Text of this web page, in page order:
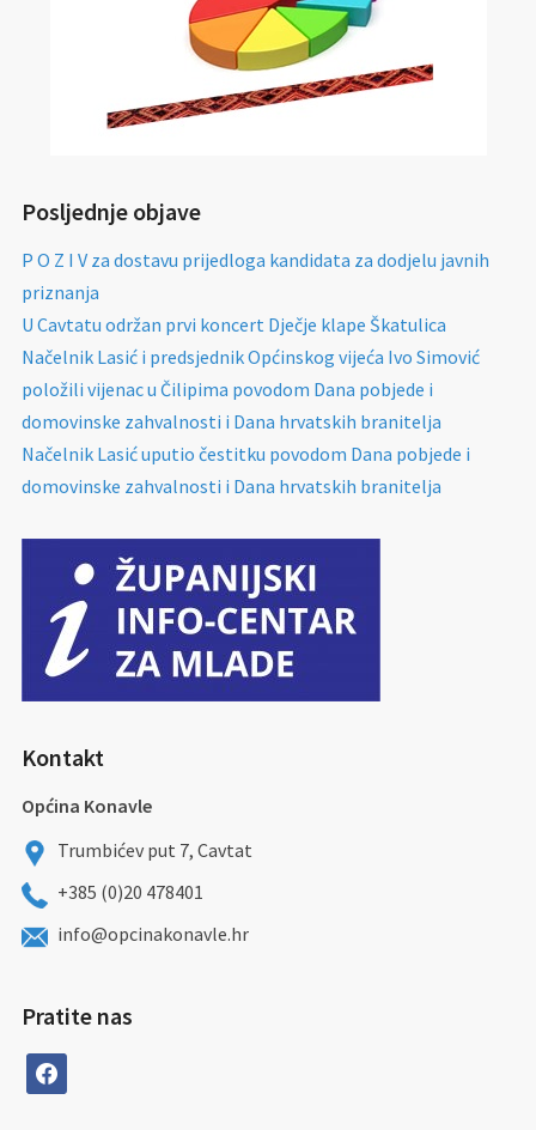
Posljednje objave
P O Z I V za dostavu prijedloga kandidata za dodjelu javnih
priznanja
U Cavtatu održan prvi koncert Dječje klape Škatulica
Načelnik Lasić i predsjednik Općinskog vijeća Ivo Simović
položili vijenac u Čilipima povodom Dana pobjede i
domovinske zahvalnosti i Dana hrvatskih branitelja
Načelnik Lasić uputio čestitku povodom Dana pobjede i
domovinske zahvalnosti i Dana hrvatskih branitelja
Kontakt
Općina Konavle
Trumbićev put 7, Cavtat
+385 (0)20 478401
info@opcinakonavle.hr
Pratite nas
facebook